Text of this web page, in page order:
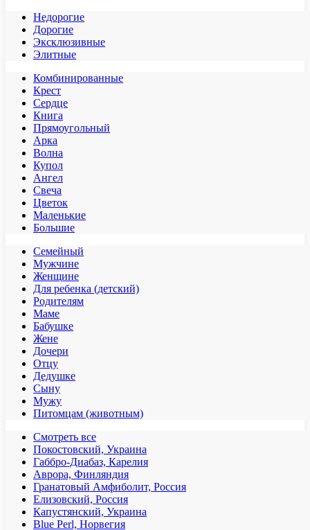
Недорогие
Дорогие
Эксклюзивные
Элитные
Комбинированные
Крест
Сердце
Книга
Прямоугольный
Арка
Волна
Купол
Ангел
Свеча
Цветок
Маленькие
Большие
Семейный
Мужчине
Женщине
Для ребенка (детский)
Родителям
Маме
Бабушке
Жене
Дочери
Отцу
Дедушке
Сыну
Мужу
Питомцам (животным)
Смотреть все
Покостовский, Украина
Габбро-Диабаз, Карелия
Аврора, Финляндия
Гранатовый Амфиболит, Россия
Елизовский, Россия
Капустянский, Украина
Blue Perl, Норвегия